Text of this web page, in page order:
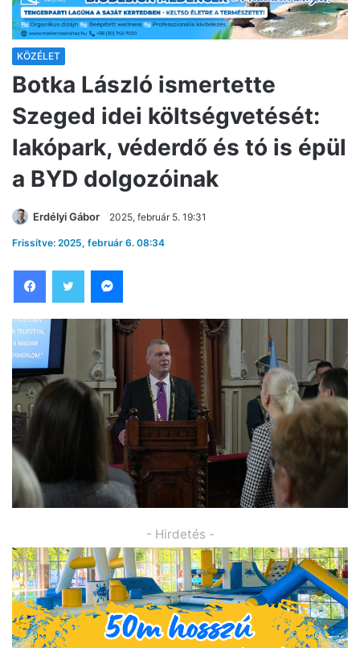
KÖZÉLET
Botka László ismertette
Szeged idei költségvetését:
lakópark, véderdő és tó is épül
a BYD dolgozóinak
Erdélyi Gábor 2025, február 5. 19:31
Frissítve: 2025, február 6. 08:34
- Hirdetés -